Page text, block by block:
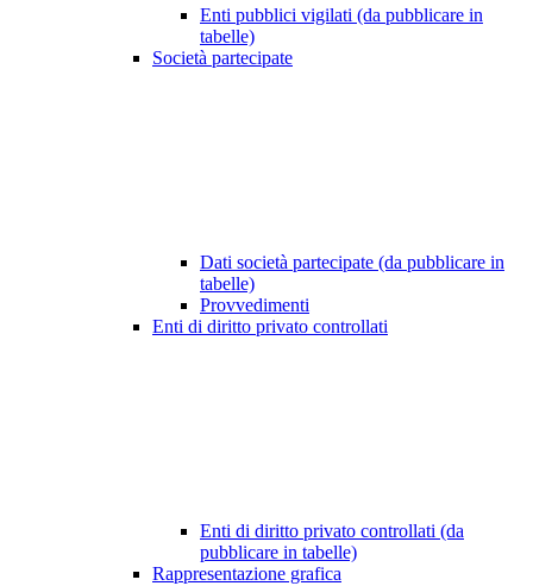
Enti pubblici vigilati (da pubblicare in
tabelle)
Società partecipate
Dati società partecipate (da pubblicare in
tabelle)
Provvedimenti
Enti di diritto privato controllati
Enti di diritto privato controllati (da
pubblicare in tabelle)
Rappresentazione grafica